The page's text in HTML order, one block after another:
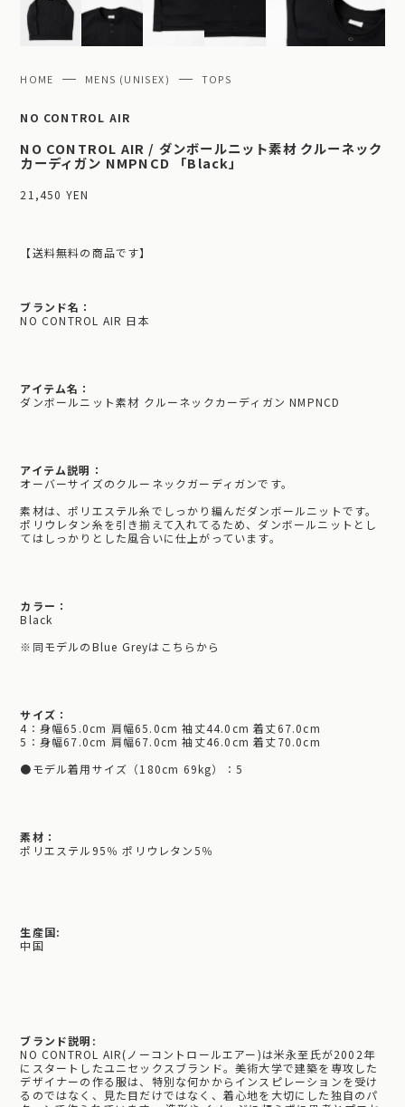
HOME MENS (UNISEX) TOPS
NO CONTROL AIR
NO CONTROL AIR / ダンボールニット素材 クルーネック
カーディガン NMPNCD 「Black」
21,450 YEN
【送料無料の商品です】
ブランド名：
NO CONTROL AIR 日本
アイテム名：
ダンボールニット素材 クルーネックカーディガン NMPNCD
アイテム説明：
オーバーサイズのクルーネックガーディガンです。
素材は、ポリエステル糸でしっかり編んだダンボールニットです。
ポリウレタン糸を引き揃えて入れてるため、ダンボールニットとし
てはしっかりとした風合いに仕上がっています。
カラー：
Black
※ 同モデルのBlue Greyはこちらから
サイズ：
4：身幅65.0cm 肩幅65.0cm 袖丈44.0cm 着丈67.0cm
5：身幅67.0cm 肩幅67.0cm 袖丈46.0cm 着丈70.0cm
●モデル着用サイズ（180cm 69kg）：5
素材：
ポリエステル95％ ポリウレタン5％
生産国:
中国
ブランド説明:
NO CONTROL AIR(ノーコントロールエアー)は米永至氏が2002年
にスタートしたユニセックスブランド。美術大学で建築を専攻した
デザイナーの作る服は、特別な何かからインスピレーションを受け
るのではなく、見た目だけではなく、着心地を大切にした独自のパ